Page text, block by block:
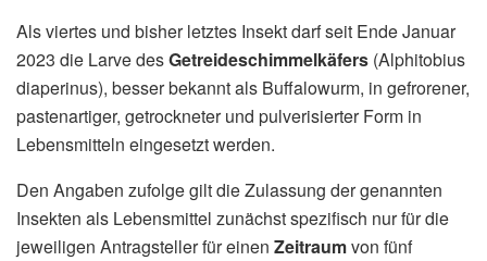
Als viertes und bisher letztes Insekt darf seit Ende Januar
2023 die Larve desGetreideschimmelkäfers (Alphitobius
diaperinus), besser bekannt als Buffalowurm, in gefrorener,
pastenartiger, getrockneter und pulverisierter Form in
Lebensmitteln eingesetzt werden.
Den Angaben zufolge gilt die Zulassung der genannten
Insekten als Lebensmittel zunächst spezifisch nur für die
jeweiligen Antragsteller für einen Zeitraumvon fünf